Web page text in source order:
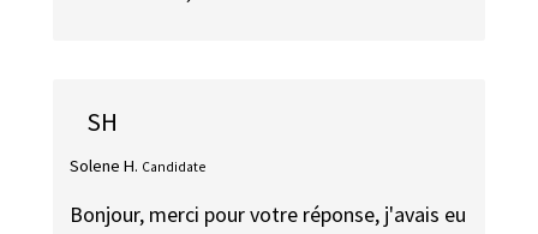
SH
Solene H. Candidate
Bonjour, merci pour votre réponse, j'avais eu